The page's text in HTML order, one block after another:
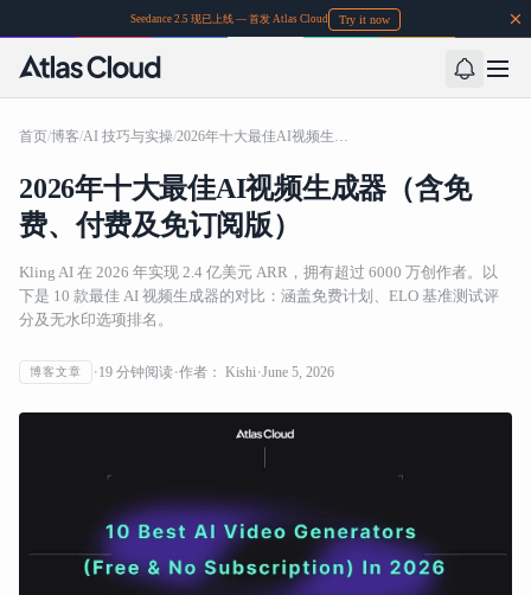
Seedance 2.5 现已上线 — 首发 Atlas Cloud Try it now
首页/博客/AI 技巧与实操/ 2026年十大最佳AI视频生成器（含免费、付费及免订阅版）
2026年十大最佳AI视频生成器（含免
费、付费及免订阅版）
Kling AI 在 2026 年实现 2.4 亿美元 ARR，拥有超过 6000 万创作者。以
下是 10 款最佳 AI 视频生成器的对比：涵盖免费计划、ELO 基准测试评
分及无水印选项排名。
博客文章 19 分钟阅读 作者： Kishi June 5, 2026